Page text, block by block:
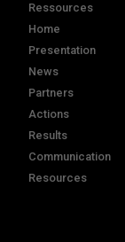
Ressources
Home
Presentation
News
Partners
Actions
Results
Communication
Resources